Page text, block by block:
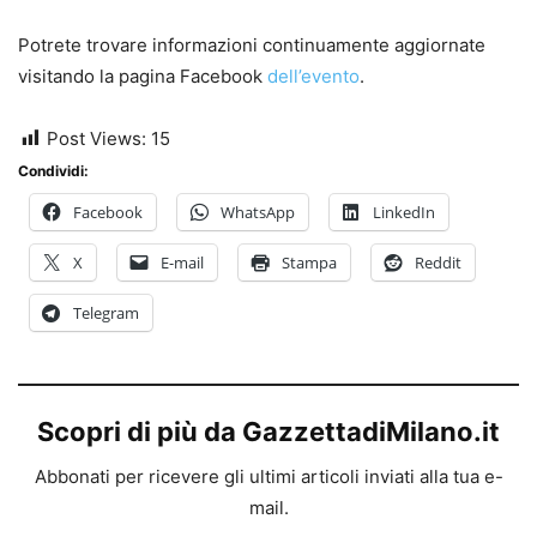
Potrete trovare informazioni continuamente aggiornate
visitando la pagina Facebook dell’evento.
Post Views: 15
Condividi:
Facebook WhatsApp LinkedIn
X E-mail Stampa Reddit
Telegram
Scopri di più da GazzettadiMilano.it
Abbonati per ricevere gli ultimi articoli inviati alla tua e-
mail.